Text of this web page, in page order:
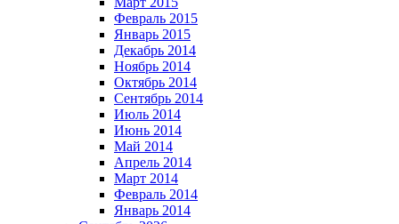
Февраль 2015
Январь 2015
Декабрь 2014
Ноябрь 2014
Октябрь 2014
Сентябрь 2014
Июль 2014
Июнь 2014
Май 2014
Апрель 2014
Март 2014
Февраль 2014
Январь 2014